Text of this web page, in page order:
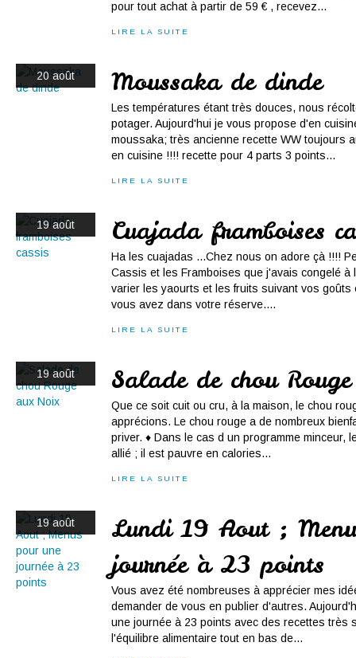
pour tout achat à partir de 59 € , recevez...
LIRE LA SUITE
20 août Moussaka de dinde
Les températures étant très douces, nous
potager. Aujourd'hui je vous propose d'en
moussaka; très ancienne recette WW toujours
en cuisine !!!! recette pour 4 parts 3 points...
LIRE LA SUITE
19 août Cuajada framboises
Ha les cuajadas ...Chez nous on adore çà !!!!
Cassis et les Framboises que j'avais congelé à
varier les yaourts et les fruits suivant vos goûts
vous avez dans votre réserve....
LIRE LA SUITE
19 août Salade de chou
Que ce soit cuit ou cru, à la maison, le chou
apprécions. Le chou rouge a de nombreux
priver. ♦ Dans le cas d un programme minceur,
allié ; il est pauvre en calories...
LIRE LA SUITE
19 août
Lundi 19 Aout ;
journée à 23 points
Vous avez été nombreuses à apprécier mes
demander de vous en publier d'autres.
une journée à 23 points avec des recettes très
l'équilibre alimentaire tout en bas de...